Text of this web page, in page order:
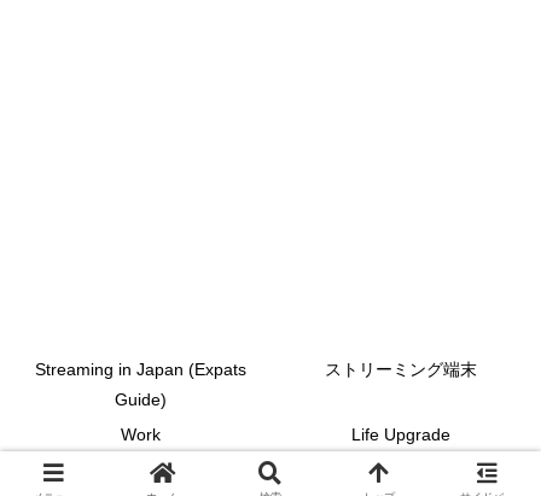
Streaming in Japan (Expats
Guide)
ストリーミング端末
Work Life Upgrade
© 2020 ai Blog.